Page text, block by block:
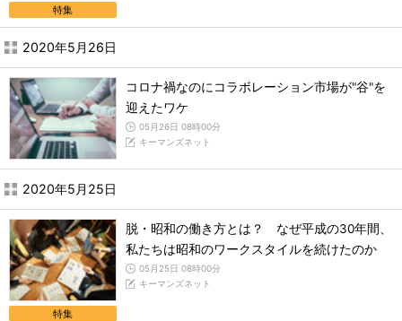
特集
2020年5月26日
コロナ禍なのにコラボレーション市場が"谷"を
迎えたワケ
05月26日 08時00分
キーマンズネット
2020年5月25日
特集
脱・昭和の働き方とは？ なぜ平成の30年間、
私たちは昭和のワークスタイルを続けたのか
05月25日 08時00分
キーマンズネット